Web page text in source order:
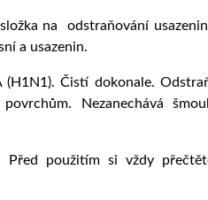
na odstraňování
a usazenin.
Čistí dokonale.
Nezanechává
Před použitím si vždy